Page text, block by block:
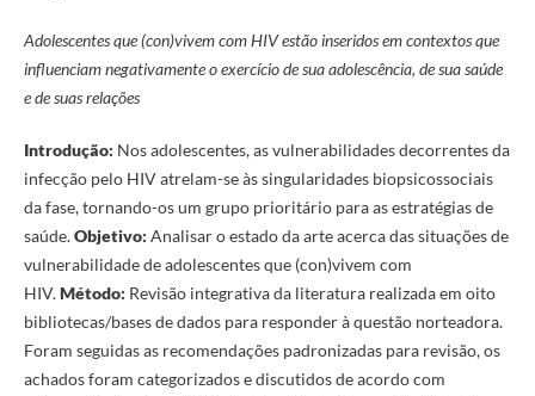
Adolescentes que (con)vivem com HIV estão inseridos em contextos que
influenciam negativamente o exercício de sua adolescência, de sua saúde
e de suas relações
Introdução: Nos adolescentes, as vulnerabilidades decorrentes da
infecção pelo HIV atrelam-se às singularidades biopsicossociais
da fase, tornando-os um grupo prioritário para as estratégias de
saúde.Objetivo: Analisar o estado da arte acerca das situações de
vulnerabilidade de adolescentes que (con)vivem com
HIV.Método: Revisão integrativa da literatura realizada em oito
bibliotecas/bases de dados para responder à questão norteadora.
Foram seguidas as recomendações padronizadas para revisão, os
achados foram categorizados e discutidos de acordo com